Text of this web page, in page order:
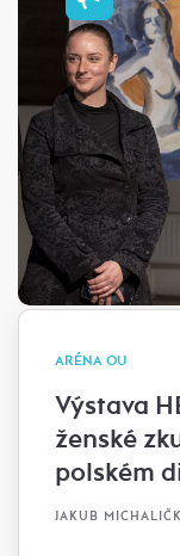
ARÉNA OU
Výstava
ženské
polském
JAKUB